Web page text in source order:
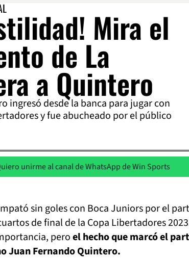
Mira el
de La
a Quintero
ingresó desde la banca para jugar con
y fue abucheado por el público
unirme al canal de WhatsApp de Win Sports
sin goles con Boca Juniors por el
de final de la Copa Libertadores
peroel hecho que marcó el
Juan Fernando Quintero.